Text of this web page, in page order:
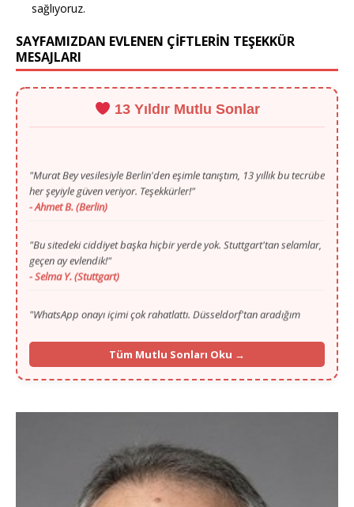
sağlıyoruz.
SAYFAMIZDAN EVLENEN ÇİFTLERİN TEŞEKKÜR
MESAJLARI
13 Yıldır Mutlu Sonlar
- Ahmet B. (Berlin)
"Bu sitedeki ciddiyet başka hiçbir yerde yok. Stuttgart'tan selamlar,
- Selma Y. (Stuttgart)
"WhatsApp onayı içimi çok rahatlattı. Düsseldorf'tan aradığım
- Mustafa T. (Düsseldorf)
"Gurbette yalnızlık zordu ama Murat Bey'in ilgisi ve portalı
sayesinde Köln'den hayat arkadaşımı buldum."
- Fatma K. (Köln)
- İbrahim G. (Münih)
"Frankfurt'ta yaşıyorum, eşim de buradan. Vesile olduğunuz için
Tüm Mutlu Sonları Oku →